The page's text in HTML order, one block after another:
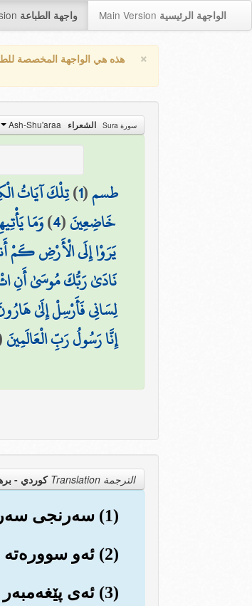
واجهة الطباعة Main Version الواجهة الرئيسية
× هذه هي الواجهة المخصصة
سورة Sura الشعراء
طسم(
1
)تِلْكَ آيَاتُ
خَاضِعِينَ(
4
)وَمَا
يَرَوْا إِلَى الْأَرْضِ كَمْ
نَادَىٰ رَبُّكَ مُوسَىٰ أَنِ
لِسَانِي فَأَرْسِلْ إِلَىٰ
إِنَّا رَسُولُ رَبِّ الْعَالَمِينَ
الترجمة Translation كوردي -
(1) سه‌رنجی سه‌ره‌تای سوره‌تی (البقر‌ة) بده.
(2) ئه‌و سووره‌ته چه‌ندین ئایه‌ته له ئایه‌ته‌کانی قورئانی ئاشکرا و ڕوون
(3) ئه‌ی